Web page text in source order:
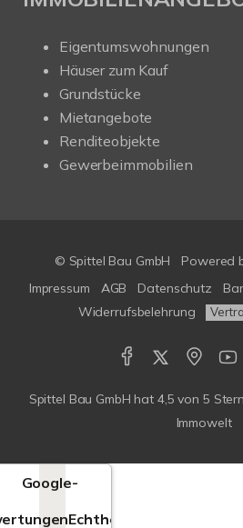
Eigentumswohnungen
Häuser zum Kauf
Grundstücke
Mietangebote
Renditeobjekte
Gewerbeimmobilien
© Spittel Bau GmbH Powered
Impressum
AGB Datenschutz
Widerrufsbelehrung
Spittel Bau GmbH hat 4,5 von 5
Immowelt
Google-
Echtheit